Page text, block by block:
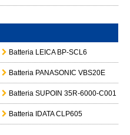
Batteria LEICA BP-SCL6
Batteria PANASONIC VBS20E
Batteria SUPOIN 35R-6000-C001
Batteria IDATA CLP605